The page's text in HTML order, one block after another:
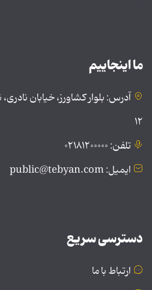
ما اینجاییم
آدرس: بلوار کشاورز، خیابان
۱۲
تلفن: ۰۲۱۸۱۲۰۰۰۰۰
ایمیل: public@tebyan.com
دسترسی سریع
ارتباط با ما